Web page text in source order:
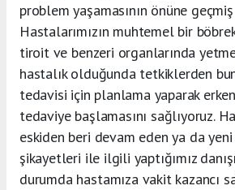
problem yaşamasının önüne
Hastalarımızın muhtemel bir
tiroit ve benzeri organlarında
hastalık olduğunda tetkiklerden
tedavisi için planlama yaparak
tedaviye başlamasını sağlıyoruz.
eskiden beri devam eden ya da
şikayetleri ile ilgili yaptığımız
durumda hastamıza vakit kazancı